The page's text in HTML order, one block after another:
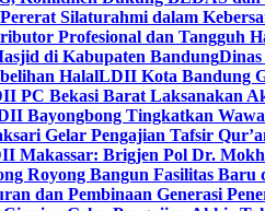
Silaturahmi dalam
Profesional dan Tangguh
di Kabupaten Bandung
HalalLDII Kota Bandung
PC Bekasi Barat Laksanakan
Bayongbong Tingkatkan
Gelar Pengajian Tafsir
Makassar: Brigjen Pol Dr.
Royong Bangun Fasilitas
dan Pembinaan Generasi